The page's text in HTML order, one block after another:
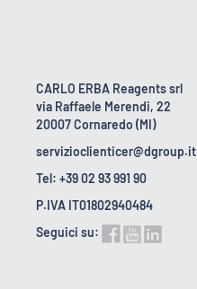
CARLO ERBA Reagents srl
via Raffaele Merendi, 22
20007 Cornaredo (MI)
servizioclienticer@dgroup.it
Tel: +39 02 93 991 90
P.IVA IT01802940484
Seguici su: